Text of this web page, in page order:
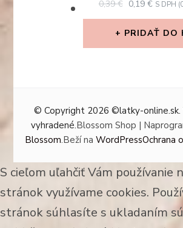
0,39€
PRICE
0,39 €.
0,19 €
0,19 €.
S DPH (
PRIDAŤ DO
© Copyright 2026 ©latky-online.sk
vyhradené.Blossom Shop |
Blossom.Beží na WordPressOchrana
S cieľom uľahčiť Vám používanie
stránok využívame cookies.
stránok súhlasíte s ukladaním